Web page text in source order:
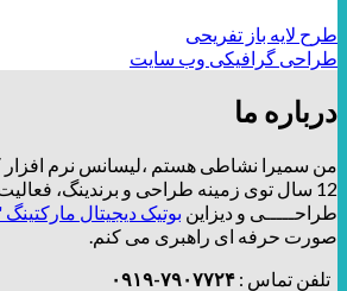
طرح لایه باز تفریحی
طراحی گرافیکی وب سایت
درباره ما
من سمیرا نشاطی هستم ،لیسانس نرم افزار
12 سال توی زمینه طراحی و برندینگ، فعالیت
طراحـــــی و دیزاین بوتیک دیجیتال
صورت حرفه ای راهبری می کنم.
تلفن تماس : ۷۹۰۷۷۲۴-۰۹۱۹